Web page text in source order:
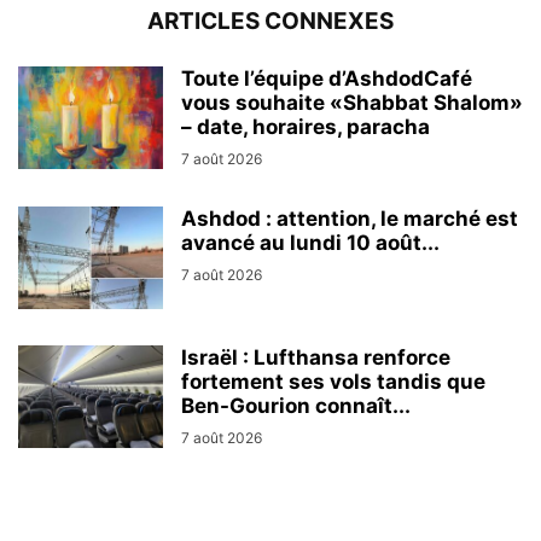
ARTICLES CONNEXES
Toute l’équipe d’AshdodCafé
vous souhaite «Shabbat Shalom»
– date, horaires, paracha
7 août 2026
Ashdod : attention, le marché est
avancé au lundi 10 août...
7 août 2026
Israël : Lufthansa renforce
fortement ses vols tandis que
Ben-Gourion connaît...
7 août 2026